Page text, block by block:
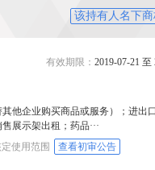
该持有人名下
有效期限： 2019-07-21 至
他企业购买商品或服务）；进出
展示架出租；药品···
使用范围 查看初审公告